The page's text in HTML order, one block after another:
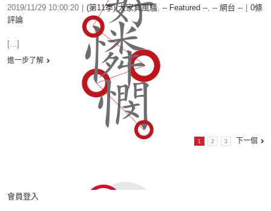
2019/11/29 10:00:20 (第11季) 大家真風騷, -- Featured --, -- 網台 --
0條
評論
[...]
進一步了解
1 2 3 下一個
會員登入